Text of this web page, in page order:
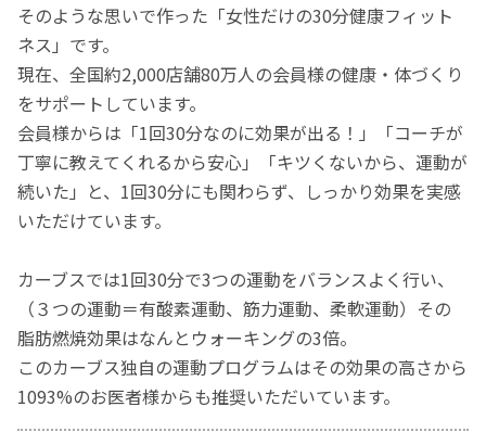
そのような思いで作った「女性だけの30分健康フィット
ネス」です。
現在、全国約2,000店舗80万人の会員様の健康・体づくり
をサポートしています。
会員様からは「1回30分なのに効果が出る！」「コーチが
丁寧に教えてくれるから安心」「キツくないから、運動が
続いた」と、1回30分にも関わらず、しっかり効果を実感
いただけています。
カーブスでは1回30分で3つの運動をバランスよく行い、
（３つの運動＝有酸素運動、筋力運動、柔軟運動）その
脂肪燃焼効果はなんとウォーキングの3倍。
このカーブス独自の運動プログラムはその効果の高さから
1093%のお医者様からも推奨いただいています。